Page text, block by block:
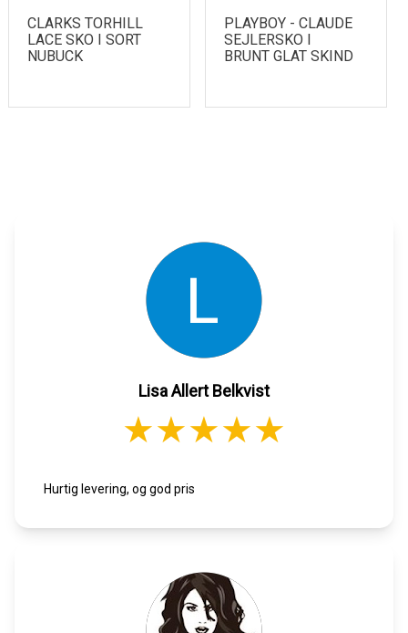
CLARKS TORHILL
LACE SKO I SORT
NUBUCK
PLAYBOY - CLAUDE
SEJLERSKO I
BRUNT GLAT SKIND
Lisa Allert Belkvist
Hurtig levering, og god pris